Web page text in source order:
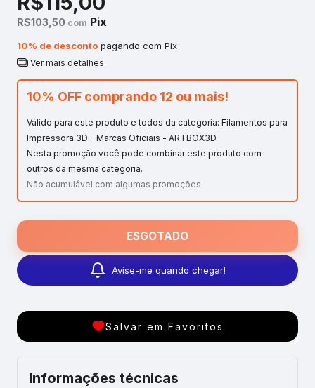
R$103,50 com Pix
10% de desconto pagando com Pix
Ver mais detalhes
10% OFF comprando 12 ou mais!
Válido para este produto e todos da categoria: Filamentos para
Impressora 3D - Marcas Oficiais - ARTBOX3D.
Nesta promoção você pode combinar este produto com
outros da mesma categoria.
Não acumulável com algumas promoções
Avise-me quando chegar!
Salvar em Favoritos
Informações técnicas